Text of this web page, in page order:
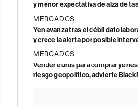
y menor expectativa de alza de
MERCADOS
Yen avanza tras el débil dato
y crece la alerta por posible
MERCADOS
Vender euros para comprar
riesgo geopolítico, advierte